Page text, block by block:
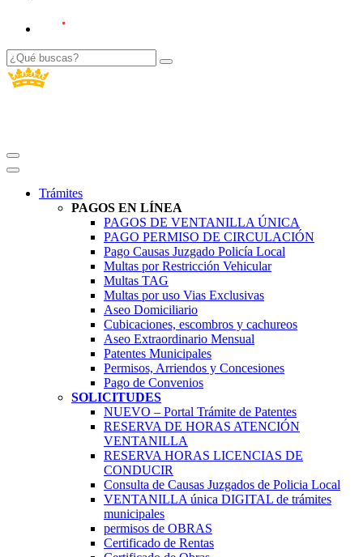
Trámites
PAGOS EN LÍNEA
PAGOS DE VENTANILLA ÚNICA
PAGO PERMISO DE CIRCULACIÓN
Pago Causas Juzgado Policía Local
Multas por Restricción Vehicular
Multas TAG
Multas por uso Vias Exclusivas
Aseo Domiciliario
Cubicaciones, escombros y cachureos
Aseo Extraordinario Mensual
Patentes Municipales
Permisos, Arriendos y Concesiones
Pago de Convenios
SOLICITUDES
NUEVO – Portal Trámite de Patentes
RESERVA DE HORAS ATENCIÓN
VENTANILLA
RESERVA HORAS LICENCIAS DE
CONDUCIR
Consulta de Causas Juzgados de Policia Local
VENTANILLA única DIGITAL de trámites
municipales
permisos de OBRAS
Certificado de Rentas